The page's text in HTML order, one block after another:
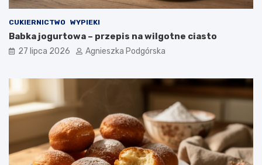
CUKIERNICTWO WYPIEKI
Babka jogurtowa – przepis na wilgotne ciasto
27 lipca 2026 Agnieszka Podgórska